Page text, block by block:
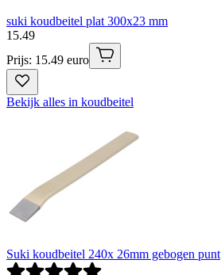
suki koudbeitel plat 300x23 mm
15.49
Prijs: 15.49 euro
Bekijk alles in koudbeitel
Suki koudbeitel 240x 26mm gebogen punt